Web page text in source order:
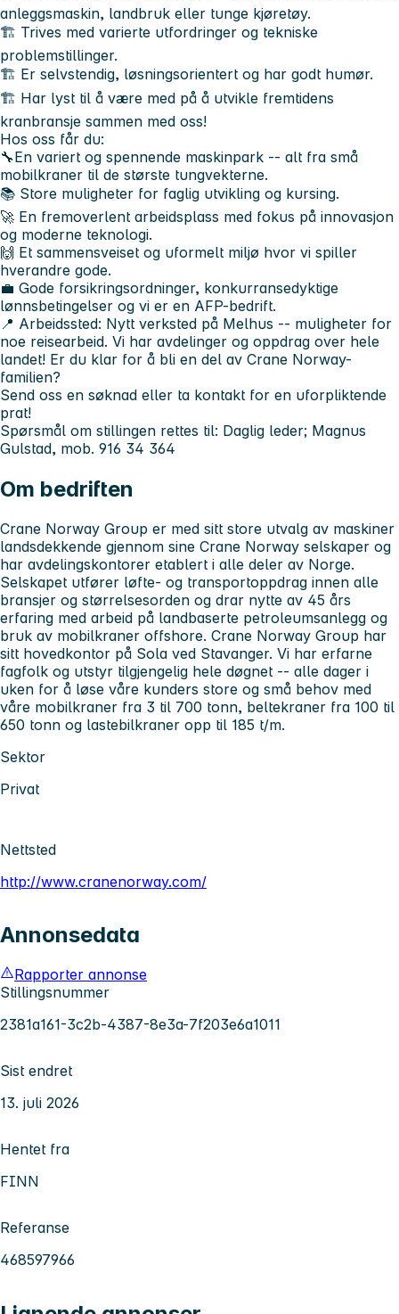
anleggsmaskin, landbruk eller tunge kjøretøy.
🏗️ Trives med varierte utfordringer og tekniske
problemstillinger.
🏗️ Er selvstendig, løsningsorientert og har godt humør.
🏗️ Har lyst til å være med på å utvikle fremtidens
kranbransje sammen med oss!
Hos oss får du:
🔧En variert og spennende maskinpark -- alt fra små
mobilkraner til de største tungvekterne.
📚 Store muligheter for faglig utvikling og kursing.
🚀 En fremoverlent arbeidsplass med fokus på innovasjon
og moderne teknologi.
🙌 Et sammensveiset og uformelt miljø hvor vi spiller
hverandre gode.
💼 Gode forsikringsordninger, konkurransedyktige
lønnsbetingelser og vi er en AFP-bedrift.
📍 Arbeidssted: Nytt verksted på Melhus -- muligheter for
noe reisearbeid. Vi har avdelinger og oppdrag over hele
landet! Er du klar for å bli en del av Crane Norway-
familien?
Send oss en søknad eller ta kontakt for en uforpliktende
prat!
Spørsmål om stillingen rettes til: Daglig leder; Magnus
Gulstad, mob. 916 34 364
Om bedriften
Crane Norway Group er med sitt store utvalg av maskiner
landsdekkende gjennom sine Crane Norway selskaper og
har avdelingskontorer etablert i alle deler av Norge.
Selskapet utfører løfte- og transportoppdrag innen alle
bransjer og størrelsesorden og drar nytte av 45 års
erfaring med arbeid på landbaserte petroleumsanlegg og
bruk av mobilkraner offshore. Crane Norway Group har
sitt hovedkontor på Sola ved Stavanger. Vi har erfarne
fagfolk og utstyr tilgjengelig hele døgnet -- alle dager i
uken for å løse våre kunders store og små behov med
våre mobilkraner fra 3 til 700 tonn, beltekraner fra 100 til
650 tonn og lastebilkraner opp til 185 t/m.
Sektor
Privat
Nettsted
http://www.cranenorway.com/
Annonsedata
Rapporter annonse
Stillingsnummer
2381a161-3c2b-4387-8e3a-7f203e6a1011
Sist endret
13. juli 2026
Hentet fra
FINN
Referanse
468597966